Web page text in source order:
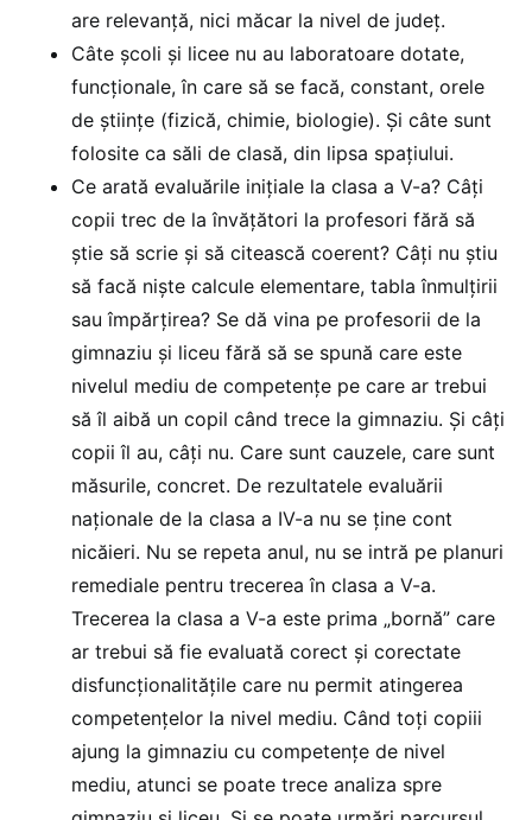
are relevanță, nici măcar la nivel de județ.
Câte școli și licee nu au laboratoare dotate,
funcționale, în care să se facă, constant, orele
de științe (fizică, chimie, biologie). Și câte sunt
folosite ca săli de clasă, din lipsa spațiului.
Ce arată evaluările inițiale la clasa a V-a? Câți
copii trec de la învățători la profesori fără să
știe să scrie și să citească coerent? Câți nu știu
să facă niște calcule elementare, tabla înmulțirii
sau împărțirea? Se dă vina pe profesorii de la
gimnaziu și liceu fără să se spună care este
nivelul mediu de competențe pe care ar trebui
să îl aibă un copil când trece la gimnaziu. Și câți
copii îl au, câți nu. Care sunt cauzele, care sunt
măsurile, concret. De rezultatele evaluării
naționale de la clasa a IV-a nu se ține cont
nicăieri. Nu se repeta anul, nu se intră pe planuri
remediale pentru trecerea în clasa a V-a.
Trecerea la clasa a V-a este prima „bornă” care
ar trebui să fie evaluată corect și corectate
disfuncționalitățile care nu permit atingerea
competențelor la nivel mediu. Când toți copiii
ajung la gimnaziu cu competențe de nivel
mediu, atunci se poate trece analiza spre